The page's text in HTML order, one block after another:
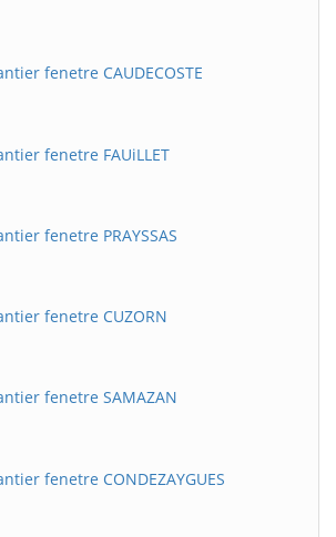
fenetre CAUDECOSTE
fenetre FAUiLLET
fenetre PRAYSSAS
fenetre CUZORN
fenetre SAMAZAN
fenetre CONDEZAYGUES